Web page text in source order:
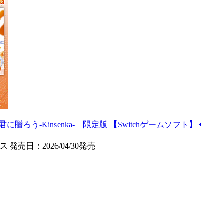
に贈ろう-Kinsenka- 限定版 【Switchゲームソフト
発売日：2026/04/30発売